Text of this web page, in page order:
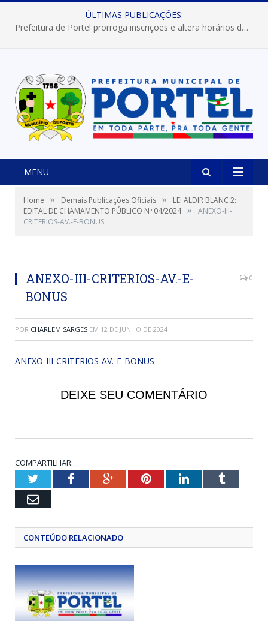
ÚLTIMAS PUBLICAÇÕES:
Prefeitura de Portel prorroga inscrições e altera horários dos concursos “Musa” e “Miss Mix Verão 2026”
MENU
Home » Demais Publicações Oficiais »
LEI ALDIR BLANC 2:
EDITAL DE CHAMAMENTO PÚBLICO Nº 04/2024 »
ANEXO-III-
CRITERIOS-AV.-E-BONUS
ANEXO-III-CRITERIOS-AV.-E-
BONUS
0
POR CHARLEM SARGES EM 12 DE JUNHO DE 2024
ANEXO-III-CRITERIOS-AV.-E-BONUS
DEIXE SEU COMENTÁRIO
COMPARTILHAR:
TwitterFacebookGoogle+PinterestLinkedInTumblr
Email
CONTEÚDO RELACIONADO